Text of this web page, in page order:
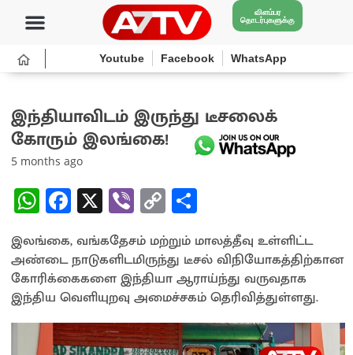
விளம்பர
தொடர்புகளுக்கு
Youtube Facebook WhatsApp
இந்தியாவிடம் இருந்து டீசலைக்
கோரும் இலங்கை!
5 months ago
W
h
at
sA
p
p
Fa
ce
b
o
o
k
X Vi
b
er
C
o
py
Li
n
k
ar
e
இலங்கை, வங்கதேசம் மற்றும் மாலத்தீவு உள்ளிட்ட
அண்டை நாடுகளிடமிருந்து டீசல் விநியோகத்திற்கான
கோரிக்கைகளை இந்தியா ஆராய்ந்து வருவதாக
இந்திய வெளியுறவு அமைச்சகம் தெரிவித்துள்ளது.